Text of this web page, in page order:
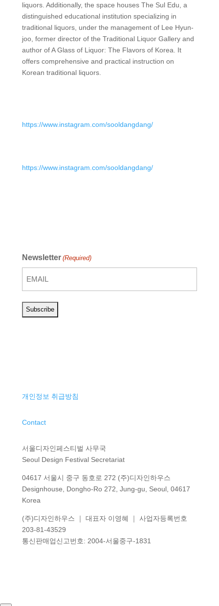
liquors. Additionally, the space houses The Sul Edu, a
distinguished educational institution specializing in
traditional liquors, under the management of Lee Hyun-
joo, former director of the Traditional Liquor Gallery and
author of A Glass of Liquor: The Flavors of Korea. It
offers comprehensive and practical instruction on
Korean traditional liquors.
https://www.instagram.com/sooldangdang/
https://www.instagram.com/sooldangdang/
Newsletter (Required)
개인정보 취급방침
Contact
서울디자인페스티벌 사무국
Seoul Design Festival Secretariat
04617 서울시 중구 동호로 272 (주)디자인하우스
Designhouse, Dongho-Ro 272, Jung-gu, Seoul, 04617
Korea
(주)디자인하우스 ｜ 대표자 이영혜 ｜ 사업자등록번호
203-81-43529
통신판매업신고번호: 2004-서울중구-1831